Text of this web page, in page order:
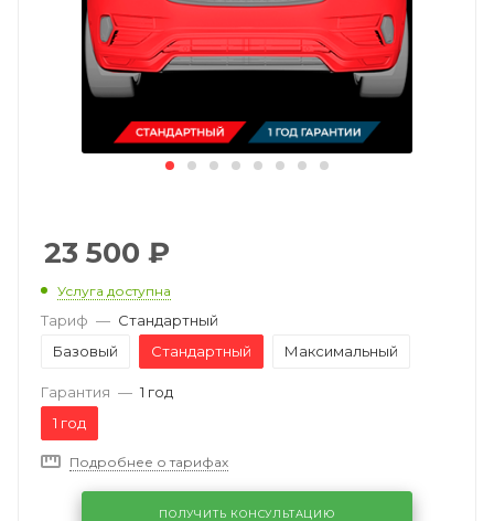
23 500 ₽
Услуга доступна
Тариф — Стандартный
Базовый
Стандартный Максимальный
Гарантия — 1 год
1 год
Подробнее о тарифах
ПОЛУЧИТЬ КОНСУЛЬТАЦИЮ